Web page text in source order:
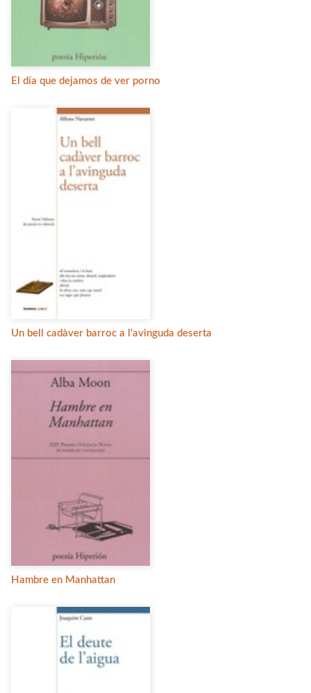
El día que dejamos de ver porno
Un bell cadàver barroc a l'avinguda deserta
Hambre en Manhattan